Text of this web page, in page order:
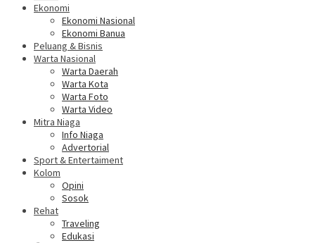
Ekonomi
Ekonomi Nasional
Ekonomi Banua
Peluang & Bisnis
Warta Nasional
Warta Daerah
Warta Kota
Warta Foto
Warta Video
Mitra Niaga
Info Niaga
Advertorial
Sport & Entertaiment
Kolom
Opini
Sosok
Rehat
Traveling
Edukasi